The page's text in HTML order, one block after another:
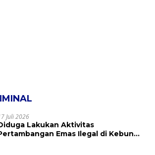
Juli 2026
Lakukan Aktivitas
Emas Ilegal di Kebun